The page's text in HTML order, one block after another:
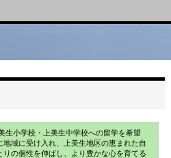
生小学校・上美生中学校への留学を希望
域に受け入れ、上美生地区の恵まれた自
の個性を伸ばし、より豊かな心を育てる